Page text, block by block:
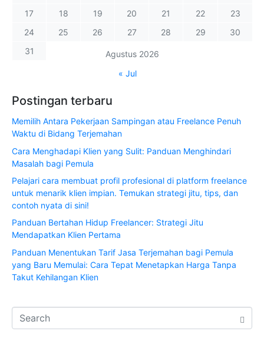
Agustus 2026
17
18 19 20 21 22
23
24
25 26 27 28 29
30
31
« Jul
Postingan terbaru
Memilih Antara Pekerjaan Sampingan atau Freelance Penuh
Waktu di Bidang Terjemahan
Cara Menghadapi Klien yang Sulit: Panduan Menghindari
Masalah bagi Pemula
Pelajari cara membuat profil profesional di platform freelance
untuk menarik klien impian. Temukan strategi jitu, tips, dan
contoh nyata di sini!
Panduan Bertahan Hidup Freelancer: Strategi Jitu
Mendapatkan Klien Pertama
Panduan Menentukan Tarif Jasa Terjemahan bagi Pemula
yang Baru Memulai: Cara Tepat Menetapkan Harga Tanpa
Takut Kehilangan Klien